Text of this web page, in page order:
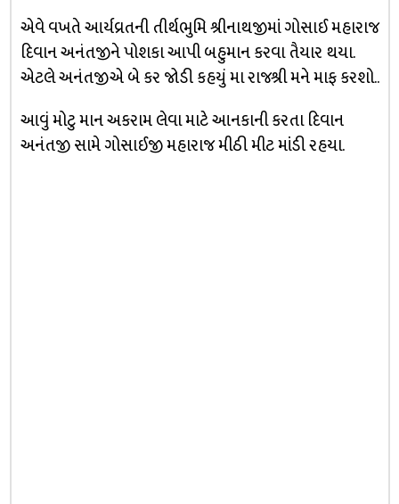
એવે વખતે આર્યવ્રતની તીર્થભુમિ શ્રીનાથજીમાં ગોસાઈ મહારાજ
દિવાન અનંતજીને પોશકા આપી બહુમાન કરવા તૈયાર થયા.
એટલે અનંતજીએ બે કર જોડી કહયું મા રાજશ્રી મને માફ કરશો..
આવું મોટુ માન અકરામ લેવા માટે આનકાની કરતા દિવાન
અનંતજી સામે ગોસાઈજી મહારાજ મીઠી મીટ માંડી રહયા.